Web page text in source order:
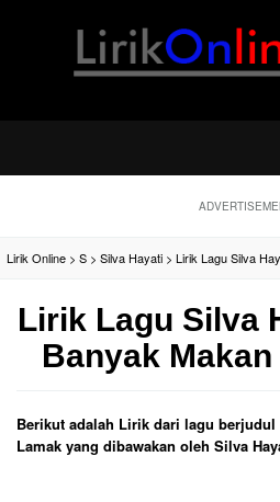
Lirik Online > S > Silva Hayati > Lirik Lagu Silva
Lirik Lagu Silva
Banyak
Berikut adalah Lirik dari lagu berjudul
Lamak yang dibawakan oleh Silva